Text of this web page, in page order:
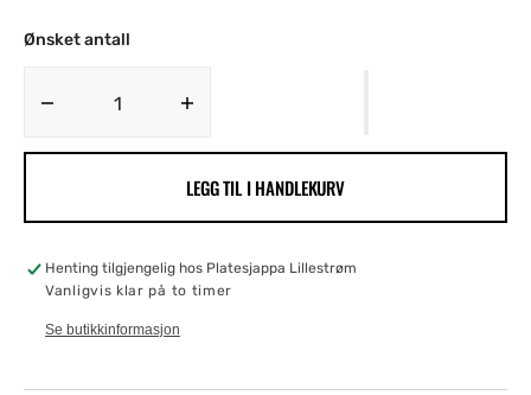
Ønsket antall
Decrease
Flamingo
LEGG TIL I HANDLEKURV
Henting tilgjengelig hos Platesjappa Lillestrøm
Vanligvis klar på to timer
Se butikkinformasjon